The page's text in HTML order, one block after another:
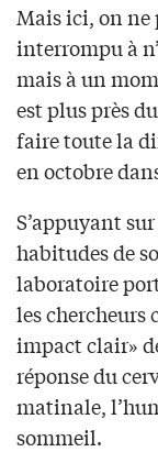
Mais ici, on ne
interrompu à
mais à un
est plus près
faire toute la
en octobre
S’appuyant
habitudes de
laboratoire
les chercheurs
impact clair»
réponse du
matinale,
sommeil.